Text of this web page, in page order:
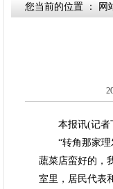
您当前的位置 ： 网
本报讯(记者丁
“转角那家理发
蔬菜店蛮好的，
室里，居民代表